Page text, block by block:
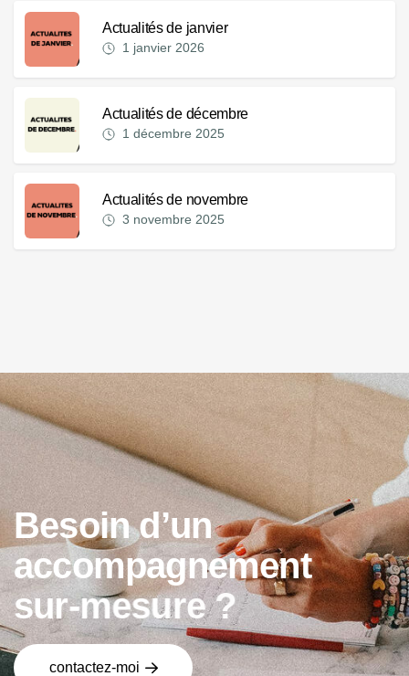
Actualités de janvier
1 janvier 2026
Actualités de décembre
1 décembre 2025
Actualités de novembre
3 novembre 2025
Besoin d’un
accompagnement
sur-mesure ?
contactez-moi